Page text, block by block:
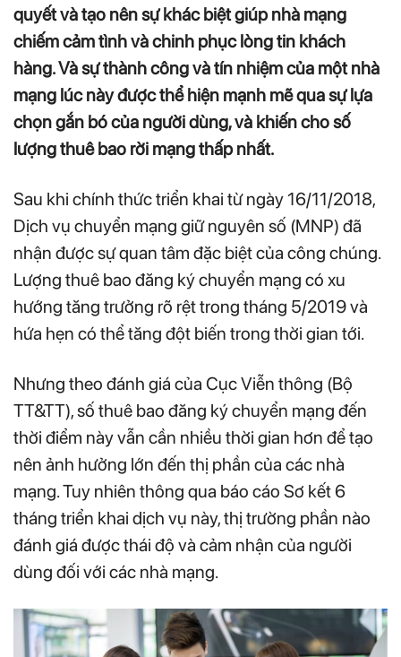
quyết và tạo nên sự khác biệt giúp nhà mạng
chiếm cảm tình và chinh phục lòng tin khách
hàng. Và sự thành công và tín nhiệm của một nhà
mạng lúc này được thể hiện mạnh mẽ qua sự lựa
chọn gắn bó của người dùng, và khiến cho số
lượng thuê bao rời mạng thấp nhất.
Sau khi chính thức triển khai từ ngày 16/11/2018,
Dịch vụ chuyển mạng giữ nguyên số (MNP) đã
nhận được sự quan tâm đặc biệt của công chúng.
Lượng thuê bao đăng ký chuyển mạng có xu
hướng tăng trưởng rõ rệt trong tháng 5/2019 và
hứa hẹn có thể tăng đột biến trong thời gian tới.
Nhưng theo đánh giá của Cục Viễn thông (Bộ
TT&TT), số thuê bao đăng ký chuyển mạng đến
thời điểm này vẫn cần nhiều thời gian hơn để tạo
nên ảnh hưởng lớn đến thị phần của các nhà
mạng. Tuy nhiên thông qua báo cáo Sơ kết 6
tháng triển khai dịch vụ này, thị trường phần nào
đánh giá được thái độ và cảm nhận của người
dùng đối với các nhà mạng.